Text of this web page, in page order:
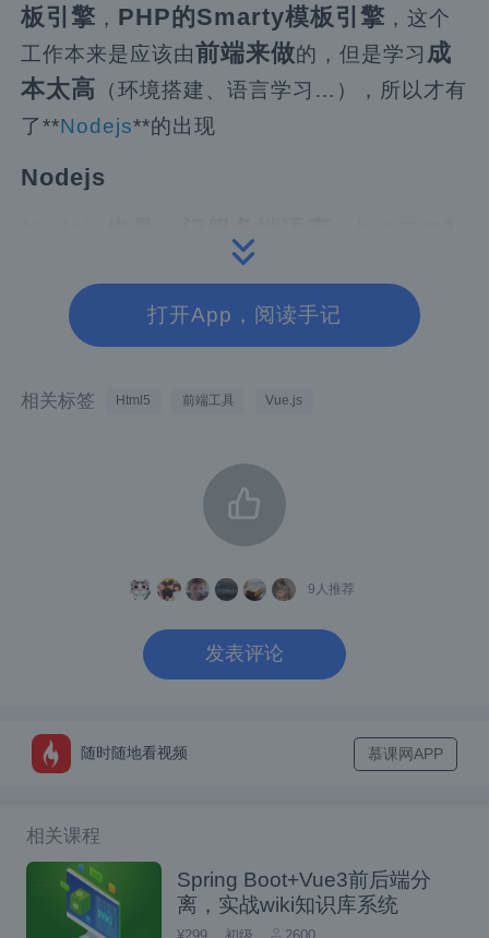
板引擎 ， PHP的Smarty模板引擎 ，这个
工作本来是应该由前端来做的，但是学习 成
本太高 （环境搭建、语言学习…），所以才有
了**Nodejs**的出现
Nodejs
avascript跑在了服务端
，让Node直接替换掉Java、PHP吗？如果
你是自己玩玩，那么是可以的，
Node + 某
语言是Java、PHP，又想前后端分离怎么办，
大概就是，客户端Javascript通过Ajax请求No
de接口，Node请求Java、PHP接口
客户端渲染
进行渲染
gular 、React 、Vue
Simple Page
个入口**，
象一下原生APP，项目的组件化、工程化
想得到了进一步
提升，个人推荐新手学习
打开App，阅读手记
相关标签 Html5 前端工具 Vue.js
9 人推荐
发表评论
随时随地看视频 慕课网APP
相关课程
Spring Boot+Vue3前后端分
离，实战wiki知识库系统